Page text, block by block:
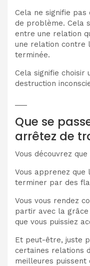
Cela ne signifie
de problème. Cela
entre une relation
une relation contre
terminée.
Cela signifie choisir
destruction
Que se
arrêtez de
Vous découvrez
Vous apprenez que
terminer par des
Vous vous rendez
partir avec la
que vous puissiez
Et peut-être, juste
certaines relations
meilleures puissent